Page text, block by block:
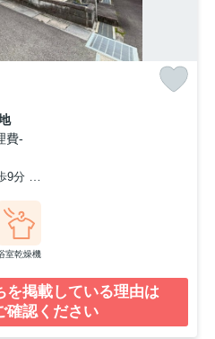
費-
9分
室乾燥機
を掲載している理由は
確認ください